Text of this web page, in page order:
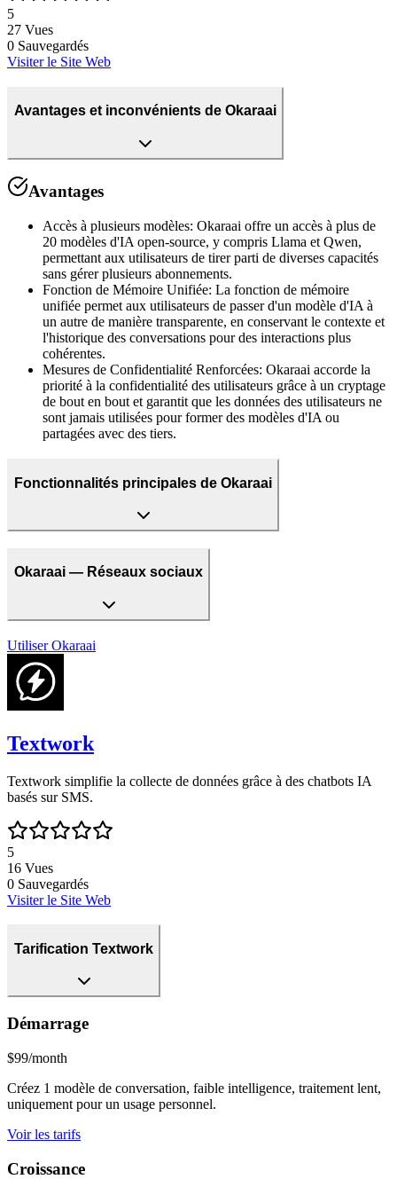
5
27 Vues
0 Sauvegardés
Visiter le Site Web
Avantages et inconvénients de Okaraai
Avantages
Accès à plusieurs modèles: Okaraai offre un accès à plus de
20 modèles d'IA open-source, y compris Llama et Qwen,
permettant aux utilisateurs de tirer parti de diverses capacités
sans gérer plusieurs abonnements.
Fonction de Mémoire Unifiée: La fonction de mémoire
unifiée permet aux utilisateurs de passer d'un modèle d'IA à
un autre de manière transparente, en conservant le contexte et
l'historique des conversations pour des interactions plus
cohérentes.
Mesures de Confidentialité Renforcées: Okaraai accorde la
priorité à la confidentialité des utilisateurs grâce à un cryptage
de bout en bout et garantit que les données des utilisateurs ne
sont jamais utilisées pour former des modèles d'IA ou
partagées avec des tiers.
Fonctionnalités principales de Okaraai
Okaraai — Réseaux sociaux
Utiliser Okaraai
Textwork
Textwork simplifie la collecte de données grâce à des chatbots IA
basés sur SMS.
5
16 Vues
0 Sauvegardés
Visiter le Site Web
Tarification Textwork
Démarrage
$99/month
Créez 1 modèle de conversation, faible intelligence, traitement lent,
uniquement pour un usage personnel.
Voir les tarifs
Croissance